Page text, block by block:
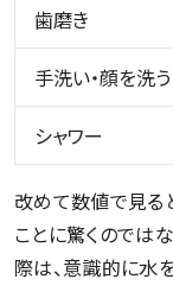
歯磨き
手洗い・顔を洗う
シャワー
改めて数値で見る
ことに驚くのでは
際は、意識的に水